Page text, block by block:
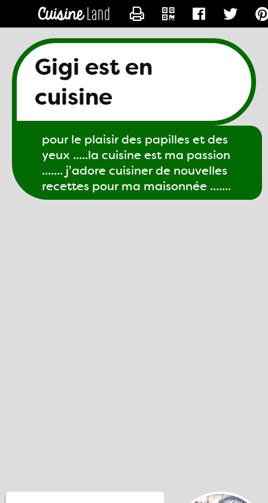
Gigi est en
cuisine
pour le plaisir des papilles et des
yeux .....la cuisine est ma passion
....... j'adore cuisiner de nouvelles
recettes pour ma maisonnée .......
CONTACTER GIGI61